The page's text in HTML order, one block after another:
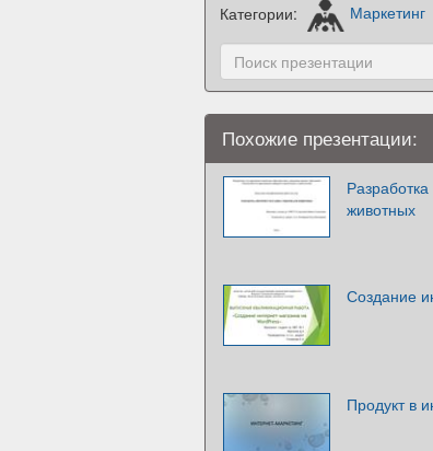
Категории: Маркетинг
Похожие презентации:
животных
Создание
Продукт в